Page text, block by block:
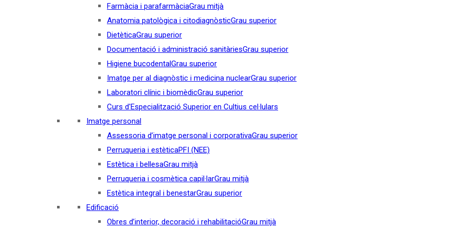
Farmàcia i parafarmàciaGrau mitjà
Anatomia patològica i citodiagnòsticGrau superior
DietèticaGrau superior
Documentació i administració sanitàriesGrau superior
Higiene bucodentalGrau superior
Imatge per al diagnòstic i medicina nuclearGrau superior
Laboratori clínic i biomèdicGrau superior
Curs d'Especialització Superior en Cultius cel·lulars
Imatge personal
Assessoria d’imatge personal i corporativaGrau superior
Perruqueria i estèticaPFI (NEE)
Estètica i bellesaGrau mitjà
Perruqueria i cosmètica capil·larGrau mitjà
Estètica integral i benestarGrau superior
Edificació
Obres d’interior, decoració i rehabilitacióGrau mitjà